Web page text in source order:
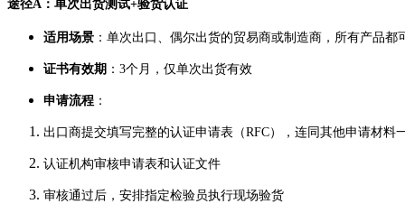
途径A：单次出货测试+验货认证
适用场景 ：单次出口、偶尔出货的贸易商或制造商，所有产品都
证书有效期 ：3个月，仅单次出货有效
申请流程 ：
出口商提交填写完整的认证申请表（RFC），连同其他申请材料
认证机构审核申请表和认证文件
审核通过后，安排指定检验员执行现场验货